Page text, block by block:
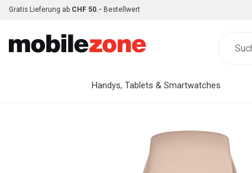
Gratis Lieferung ab CHF 50.- Bestellwert
Handys, Tablets & Smartwatches